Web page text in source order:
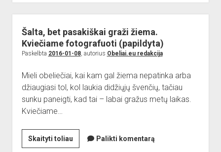
akcija
„Sutikime
sparnuočius“
Šalta, bet pasakiškai graži žiema.
Kviečiame fotografuoti (papildyta)
Paskelbta 2016-01-08, autorius Obeliai.eu redakcija
Mieli obeliečiai, kai kam gal žiema nepatinka arba
džiaugiasi tol, kol laukia didžiųjų švenčių, tačiau
sunku paneigti, kad tai – labai gražus metų laikas.
Kviečiame…
Skaityti toliauŠalta,
bet
Palikti komentarą